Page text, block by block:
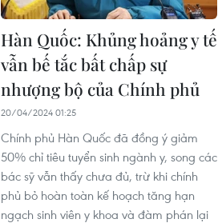
Hàn Quốc: Khủng hoảng y tế
vẫn bế tắc bất chấp sự
nhượng bộ của Chính phủ
20/04/2024 01:25
Chính phủ Hàn Quốc đã đồng ý giảm
50% chỉ tiêu tuyển sinh ngành y, song các
bác sỹ vẫn thấy chưa đủ, trừ khi chính
phủ bỏ hoàn toàn kế hoạch tăng hạn
ngạch sinh viên y khoa và đàm phán lại